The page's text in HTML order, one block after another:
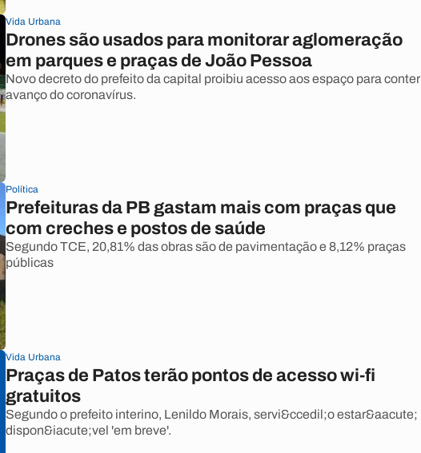
Vida Urbana
Drones são usados para monitorar aglomeração
em parques e praças de João Pessoa
Novo decreto do prefeito da capital proibiu acesso aos espaço para conter
avanço do coronavírus.
Política
Prefeituras da PB gastam mais com praças que
com creches e postos de saúde
Segundo TCE, 20,81% das obras são de pavimentação e 8,12% praças
públicas
Vida Urbana
Praças de Patos terão pontos de acesso wi-fi
gratuitos
Segundo o prefeito interino, Lenildo Morais, servi&ccedil;o estar&aacute;
dispon&iacute;vel 'em breve'.